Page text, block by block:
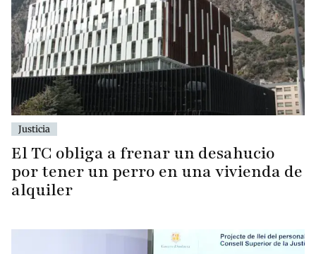
Justicia
El TC obliga a frenar un desahucio
por tener un perro en una vivienda de
alquiler